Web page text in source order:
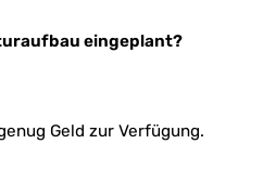
eingeplant?
Geld zur Verfügung.